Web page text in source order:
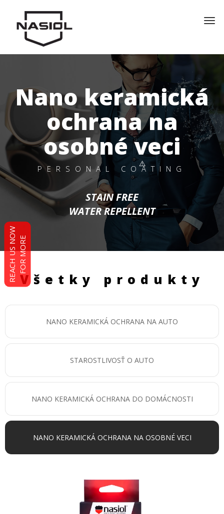
Nano keramická
ochrana na
osobné veci
PERSONAL COATING
STAIN FREE
WATER REPELLENT
Všetky produkty
NANO KERAMICKÁ OCHRANA NA AUTO
STAROSTLIVOSŤ O AUTO
NANO KERAMICKÁ OCHRANA DO DOMÁCNOSTI
NANO KERAMICKÁ OCHRANA NA OSOBNÉ VECI
R
E
A
C
H
U
S
N
O
W
F
O
R
M
O
RE